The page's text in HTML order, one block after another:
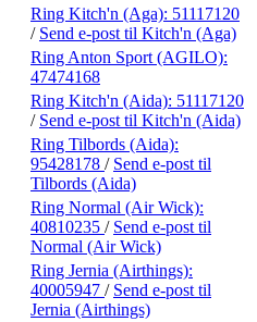
Ring Kitch'n (Aga): 51117120
/ Send e-post til Kitch'n (Aga)
Ring Anton Sport (AGILO):
47474168
Ring Kitch'n (Aida): 51117120
/ Send e-post til Kitch'n (Aida)
Ring Tilbords (Aida):
95428178 / Send e-post til
Tilbords (Aida)
Ring Normal (Air Wick):
40810235 / Send e-post til
Normal (Air Wick)
Ring Jernia (Airthings):
40005947 / Send e-post til
Jernia (Airthings)